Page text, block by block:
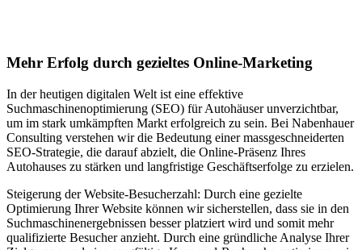
Mehr Erfolg durch gezieltes Online-Marketing
In der heutigen digitalen Welt ist eine effektive
Suchmaschinenoptimierung (SEO) für Autohäuser unverzichtbar,
um im stark umkämpften Markt erfolgreich zu sein. Bei Nabenhauer
Consulting verstehen wir die Bedeutung einer massgeschneiderten
SEO-Strategie, die darauf abzielt, die Online-Präsenz Ihres
Autohauses zu stärken und langfristige Geschäftserfolge zu erzielen.
Steigerung der Website-Besucherzahl: Durch eine gezielte
Optimierung Ihrer Website können wir sicherstellen, dass sie in den
Suchmaschinenergebnissen besser platziert wird und somit mehr
qualifizierte Besucher anzieht. Durch eine gründliche Analyse Ihrer